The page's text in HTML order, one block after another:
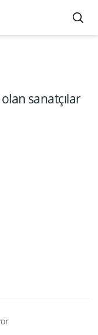
sanatçılar